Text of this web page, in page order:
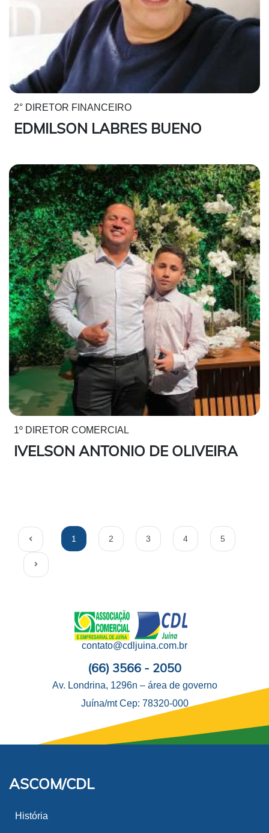
2° DIRETOR FINANCEIRO
EDMILSON LABRES BUENO
1º DIRETOR COMERCIAL
IVELSON ANTONIO DE OLIVEIRA
1 2 3 4 5
contato@cdljuina.com.br
(66) 3566 - 2050
Av. Londrina, 1296n – área de governo
Juína/mt Cep: 78320-000
ASCOM/CDL
História